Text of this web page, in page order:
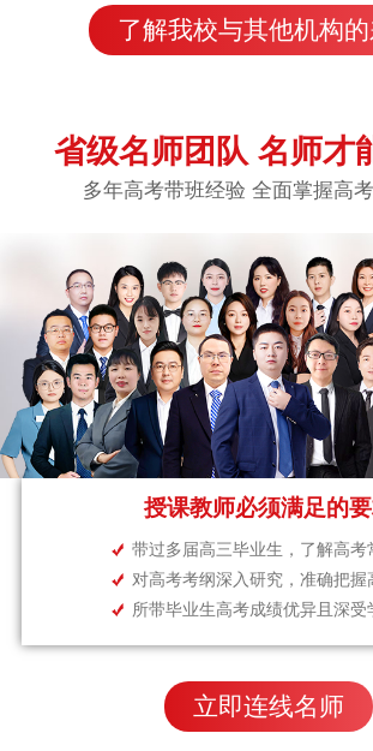
了解我校与其他机构
省级名师团队 名师才
多年高考带班经验 全面掌握高
授课教师必须满足的
带过多届高三毕业生，了解高考
对高考考纲深入研究，准确把握
所带毕业生高考成绩优异且深受
立即连线名师